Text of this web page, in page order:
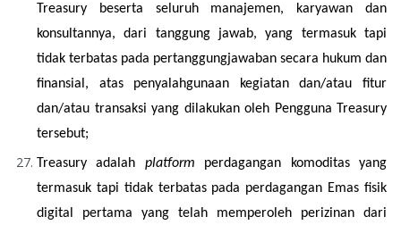
Treasury beserta seluruh manajemen, karyawan dan
konsultannya, dari tanggung jawab, yang termasuk tapi
tidak terbatas pada pertanggungjawaban secara hukum dan
finansial, atas penyalahgunaan kegiatan dan/atau fitur
dan/atau transaksi yang dilakukan oleh Pengguna Treasury
tersebut;
Treasury adalah platform perdagangan komoditas yang
termasuk tapi tidak terbatas pada perdagangan Emas fisik
digital pertama yang telah memperoleh perizinan dari